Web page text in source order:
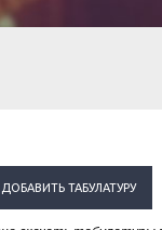
ДОБАВИТЬ ТАБУЛАТУРУ